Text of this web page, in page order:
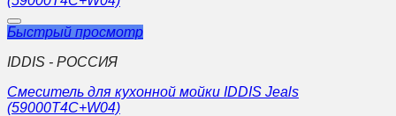
Быстрый просмотр
IDDIS - РОССИЯ
Смеситель для кухонной мойки IDDIS Jeals
(59000T4C+W04)